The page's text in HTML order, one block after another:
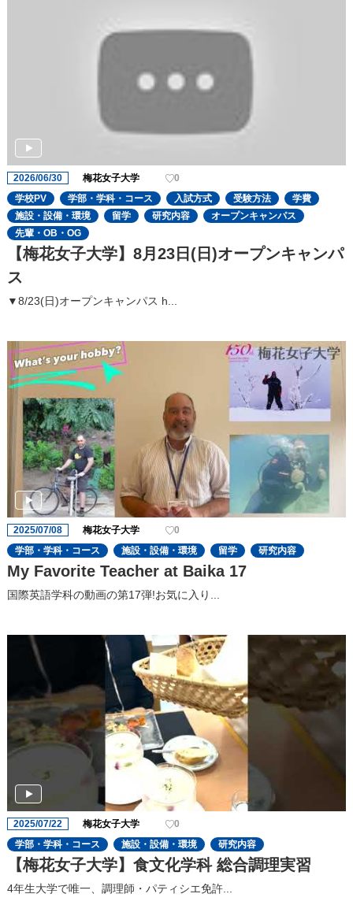
2026/06/30 梅花女子大学
0
学校PV
学部・学科・コース 入試方式 受験方法
学費
施設・設備・環境
留学 研究内容
オープンキャンパス
先輩・OB・OG
【梅花女子大学】8月23日(日)オープンキャンパ
ス
▼8/23(日)オープンキャンパス h...
2025/07/08 梅花女子大学
0
学部・学科・コース
施設・設備・環境 留学 研究内容
My Favorite Teacher at Baika 17
国際英語学科の動画の第17弾!お気に入り...
2025/07/22 梅花女子大学
0
学部・学科・コース
施設・設備・環境 研究内容
【梅花女子大学】食文化学科 総合調理実習
4年生大学で唯一、調理師・パティシエ免許...